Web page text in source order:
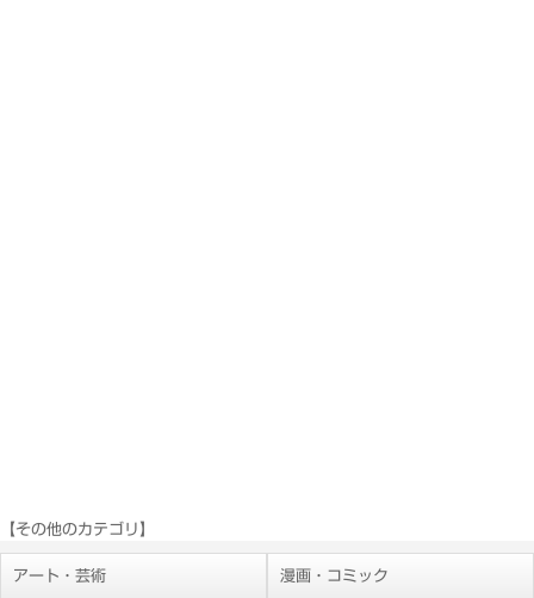
【その他のカテゴリ】
アート・芸術 漫画・コミック